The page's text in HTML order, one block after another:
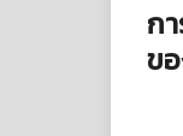
ก
ข